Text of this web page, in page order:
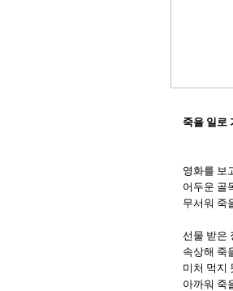
죽을 일로
영화를 보
어두운 골
무서워 죽
선물 받은
속상해 죽
미처 먹지
아까워 죽